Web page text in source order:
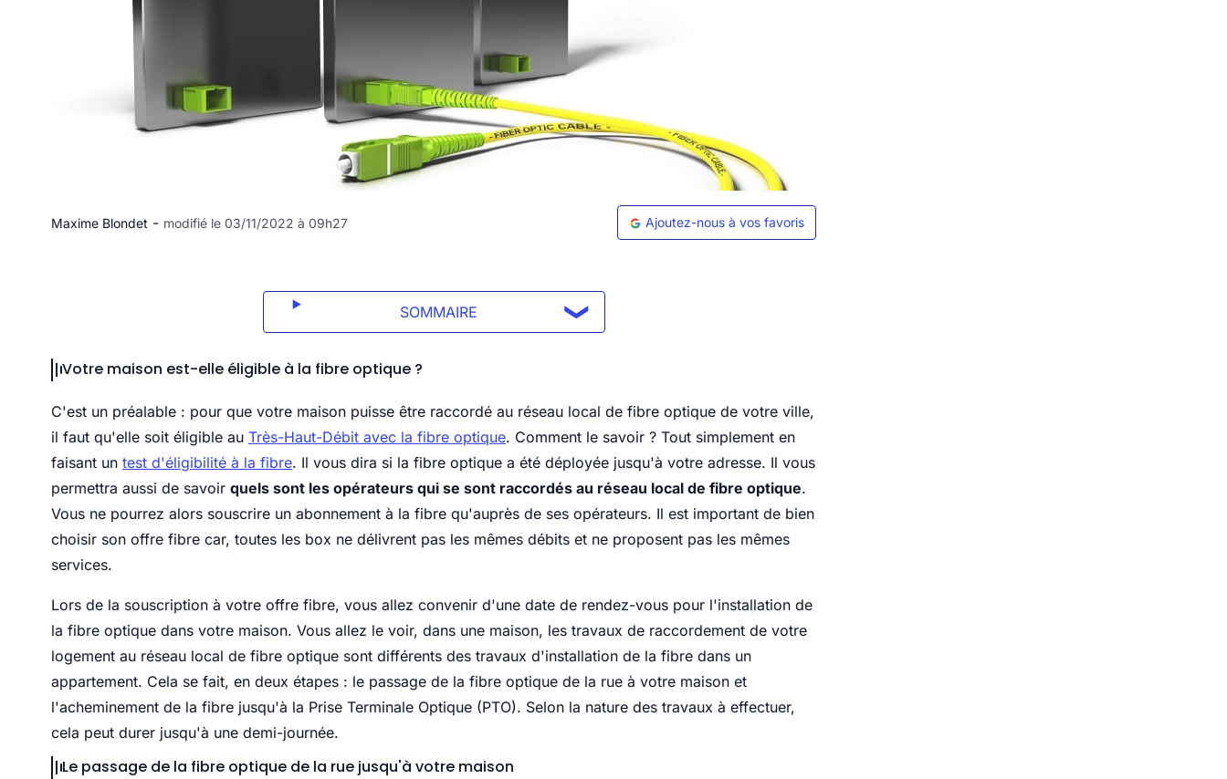
Maxime Blondet - modifié le 03/11/2022 à 09h27 Ajoutez-nous à vos favoris
SOMMAIRE
Votre maison est-elle éligible à la fibre optique ?
C'est un préalable : pour que votre maison puisse être raccordé au réseau local de fibre optique de votre ville,
il faut qu'elle soit éligible au Très-Haut-Débit avec la fibre optique. Comment le savoir ? Tout simplement en
faisant un test d'éligibilité à la fibre. Il vous dira si la fibre optique a été déployée jusqu'à votre adresse. Il vous
permettra aussi de savoir quels sont les opérateurs qui se sont raccordés au réseau local de fibre optique.
Vous ne pourrez alors souscrire un abonnement à la fibre qu'auprès de ses opérateurs. Il est important de bien
choisir son offre fibre car, toutes les box ne délivrent pas les mêmes débits et ne proposent pas les mêmes
services.
Lors de la souscription à votre offre fibre, vous allez convenir d'une date de rendez-vous pour l'installation de
la fibre optique dans votre maison. Vous allez le voir, dans une maison, les travaux de raccordement de votre
logement au réseau local de fibre optique sont différents des travaux d'installation de la fibre dans un
appartement. Cela se fait, en deux étapes : le passage de la fibre optique de la rue à votre maison et
l'acheminement de la fibre jusqu'à la Prise Terminale Optique (PTO). Selon la nature des travaux à effectuer,
cela peut durer jusqu'à une demi-journée.
Le passage de la fibre optique de la rue jusqu'à votre maison